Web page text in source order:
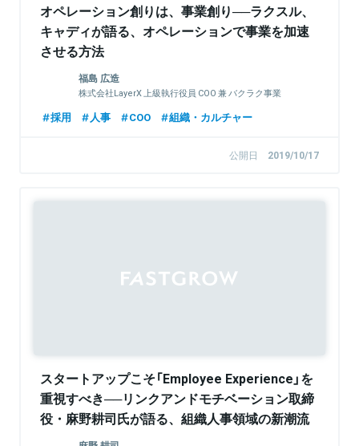
オペレーション創りは、事業創り──ラクスル、
キャディが語る、オペレーションで事業を加速
させる方法
福島 広造
株式会社LayerX 上級執行役員 COO 兼 バクラク事業
採用 人事 COO 組織・カルチャー
公開日 2019/10/17
スタートアップこそ「Employee Experience」を
重視すべき──リンクアンドモチベーション取締
役・麻野耕司氏が語る、組織人事領域の新潮流